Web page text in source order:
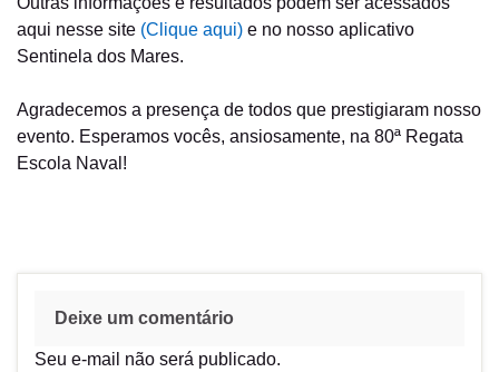
aqui nesse site (Clique aqui) e no nosso aplicativo
Sentinela dos Mares.
Agradecemos a presença de todos que prestigiaram nosso
evento. Esperamos vocês, ansiosamente, na 80ª Regata
Escola Naval!
Deixe um comentário
Seu e-mail não será publicado.